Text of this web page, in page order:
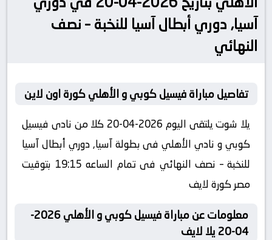
آسيا, دوري أبطال آسيا للنخبة – نصف
النهائي
تفاصيل مباراة فيسيل كوبي و الأهلي كورة اون لاين
يلا شوت يلتقى اليوم 2026-04-20 كلا من نادى فيسيل
كوبي و نادي الأهلي فى بطولة آسيا, دوري أبطال آسيا
للنخبة – نصف النهائي فى تمام الساعه 19:15 بتوقيت
مصر كورة لايف
معلومات عن مباراة فيسيل كوبي و الأهلي 2026-
04-20 يلا لايف